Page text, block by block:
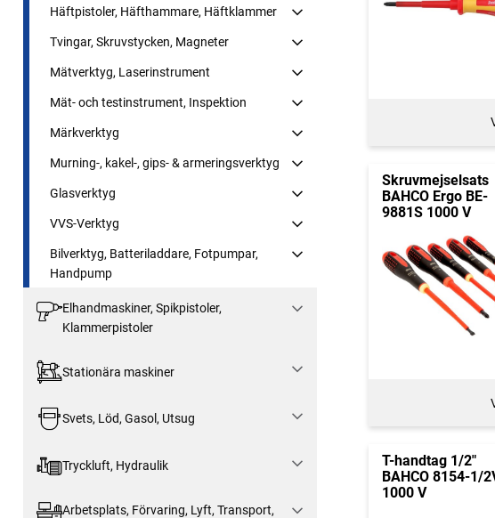
Häftpistoler, Häfthammare, Häftklammer
Tvingar, Skruvstycken, Magneter
Mätverktyg, Laserinstrument
Mät- och testinstrument, Inspektion
Märkverktyg
Murning-, kakel-, gips- & armeringsverktyg
Glasverktyg
VVS-Verktyg
Bilverktyg, Batteriladdare, Fotpumpar,
Handpump
Elhandmaskiner, Spikpistoler,
Klammerpistoler
Stationära maskiner
Svets, Löd, Gasol, Utsug
Tryckluft, Hydraulik
Arbetsplats, Förvaring, Lyft, Transport,
Skruvmejselsats
BAHCO Ergo BE-
9881S 1000 V
T-handtag 1/2"
BAHCO 8154-1/
1000 V